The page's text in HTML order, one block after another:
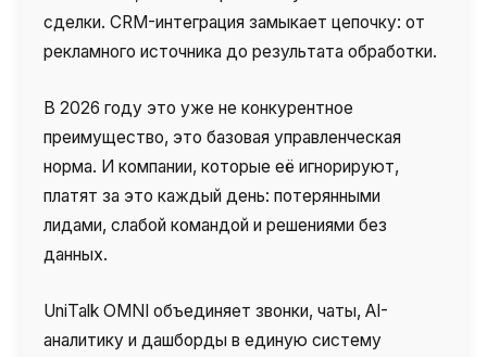
сделки. CRM-интеграция замыкает цепочку: от
рекламного источника до результата обработки.
В 2026 году это уже не конкурентное
преимущество, это базовая управленческая
норма. И компании, которые её игнорируют,
платят за это каждый день: потерянными
лидами, слабой командой и решениями без
данных.
UniTalk OMNI объединяет звонки, чаты, AI-
аналитику и дашборды в единую систему